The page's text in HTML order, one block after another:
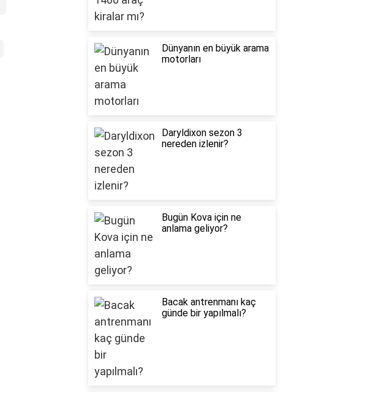
Dünyanın en büyük arama
motorları
Daryldixon sezon 3
nereden izlenir?
Bugün Kova için ne
anlama geliyor?
Bacak antrenmanı kaç
günde bir yapılmalı?